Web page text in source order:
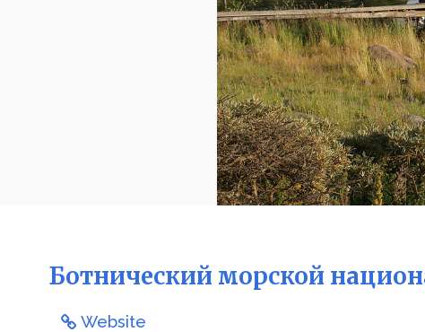
Ботнический морской
Website